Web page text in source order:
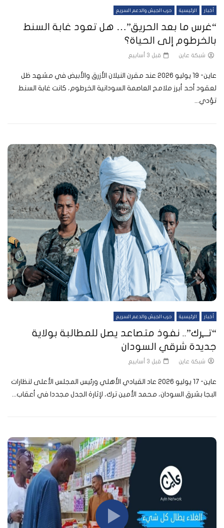
أخبار الرئيسية حرب الجيش والدعم السريع
“غرس ما بعد الحريق”… هل تعود غابة السنط
بالخرطوم إلى الحياة؟
شبكة عاين قبل 3 أسابيع
عاين- 19 يوليو 2026 عند مقرن النيلان الأزرق والأبيض في مشهد ظل
لعقود أحد أبرز ملامح العاصمة السودانية الخرطوم، كانت غابة السنط
تؤدي...
أخبار الرئيسية حرب الجيش والدعم السريع
“تـــِرك”.. نفوذ متصاعد يصل للمطالبة بولاية
جديدة شرقي السودان
شبكة عاين قبل 3 أسابيع
عاين- 17 يوليو 2026 عاد القيادي الأهلي ورئيس المجلس الأعلى لنظارات
البجا بشرق السودان، محمد الأمين ترك، لإثارة الجدل مجددا في أعقاب...